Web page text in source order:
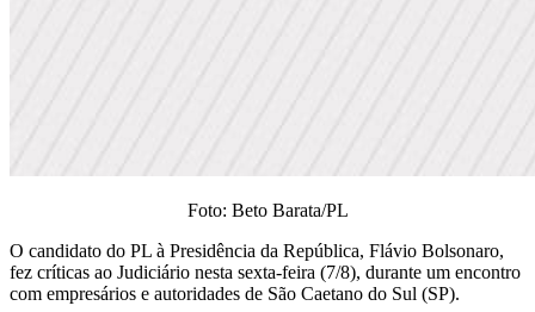
Foto: Beto Barata/PL
O candidato do PL à Presidência da República, Flávio Bolsonaro,
fez críticas ao Judiciário nesta sexta-feira (7/8), durante um encontro
com empresários e autoridades de São Caetano do Sul (SP).